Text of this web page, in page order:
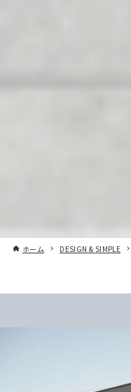
ホーム DESIGN & SIMPLE